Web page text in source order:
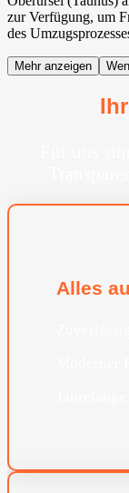
zur Verfügung, um
des
Mehr anzeigen
Alles